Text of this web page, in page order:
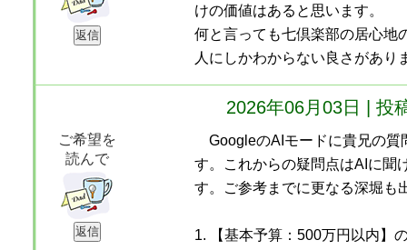
けの価値はあると思います。
何と言っても七倶楽部の居心地
人にしかわからない良さがあり
2026年06月03日 | 投
ご希望を
読んで
GoogleのAIモードに貴兄の質
す。これからの疑問点はAIに聞
す。ご参考までに更なる深堀も
1. 【基本予算：500万円以内】